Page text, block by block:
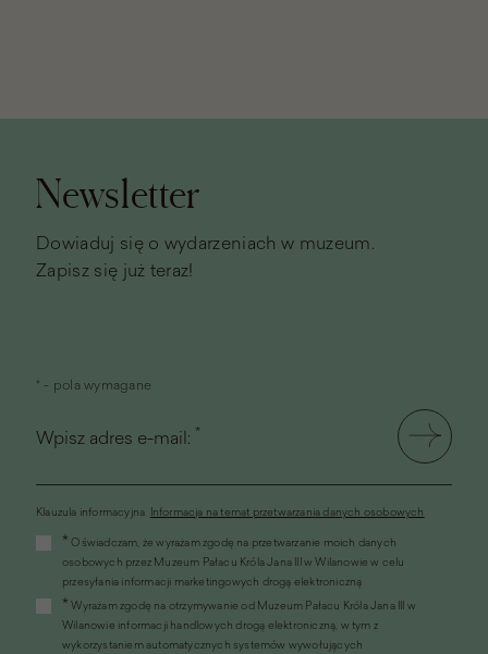
Stopka
Newsletter
Dowiaduj się o wydarzeniach w muzeum.
Zapisz się już teraz!
* - pola wymagane
Wpisz adres e-mail: *
Klauzula informacyjna. Informacja na temat przetwarzania danych osobowych
otworzy
nowym
oknie)
* Oświadczam, że wyrażam zgodę na przetwarzanie moich danych
osobowych przez Muzeum Pałacu Króla Jana III w Wilanowie w celu
przesyłania informacji marketingowych drogą elektroniczną
* Wyrażam zgodę na otrzymywanie od Muzeum Pałacu Króla Jana III w
Wilanowie informacji handlowych drogą elektroniczną, w tym z
wykorzystaniem automatycznych systemów wywołujących